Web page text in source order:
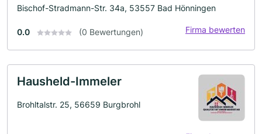
Bischof-Stradmann-Str. 34a, 53557 Bad Hönningen
0.0 (0 Bewertungen) Firma bewerten
Hausheld-Immeler
Brohltalstr. 25, 56659 Burgbrohl